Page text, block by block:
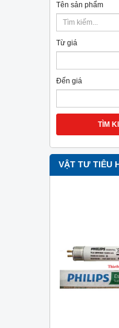
Tên sản phẩm
Từ giá
Đến giá
TÌM
VẬT TƯ TIÊU